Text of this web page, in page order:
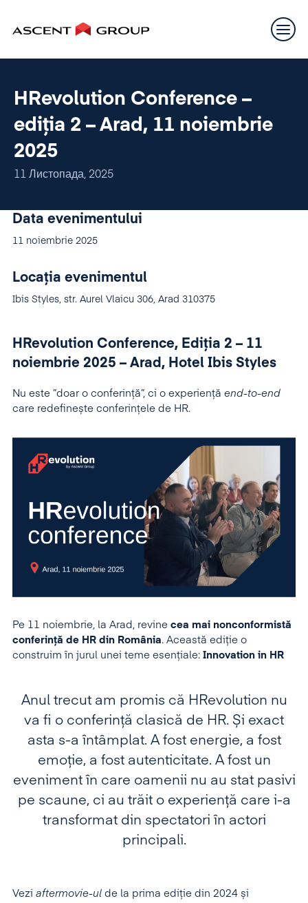
HRevolution Conference –
ediția 2 – Arad, 11 noiembrie
2025
11 Листопада, 2025
Data evenimentului
11 noiembrie 2025
Locația evenimentul
Ibis Styles, str. Aurel Vlaicu 306, Arad 310375
HRevolution Conference, Ediția 2 – 11
noiembrie 2025 – Arad, Hotel Ibis Styles
Nu este ”doar o conferință”, ci o experiență end-to-end
care redefinește conferințele de HR.
Pe 11 noiembrie, la Arad, revine cea mai nonconformistă
conferință de HR din România. Această ediție o
construim în jurul unei teme esențiale: Innovation in HR
Anul trecut am promis că HRevolution nu
va fi o conferință clasică de HR. Și exact
asta s-a întâmplat. A fost energie, a fost
emoție, a fost autenticitate. A fost un
eveniment în care oamenii nu au stat pasivi
pe scaune, ci au trăit o experiență care i-a
transformat din spectatori în actori
principali.
Vezi aftermovie-ul de la prima ediție din 2024 și